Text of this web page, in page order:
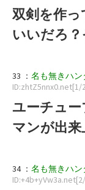
双剣を作
いいだろ
33 ： 名も無きハン
ID:zhtZ5nnx0.net[1/
ユーチュ
マンが出
34 ： 名も無きハン